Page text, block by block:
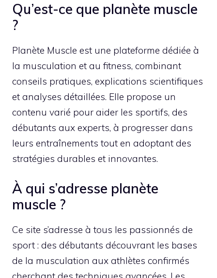
Qu’est-ce que planète muscle
?
Planète Muscle est une plateforme dédiée à
la musculation et au fitness, combinant
conseils pratiques, explications scientifiques
et analyses détaillées. Elle propose un
contenu varié pour aider les sportifs, des
débutants aux experts, à progresser dans
leurs entraînements tout en adoptant des
stratégies durables et innovantes.
À qui s’adresse planète
muscle ?
Ce site s’adresse à tous les passionnés de
sport : des débutants découvrant les bases
de la musculation aux athlètes confirmés